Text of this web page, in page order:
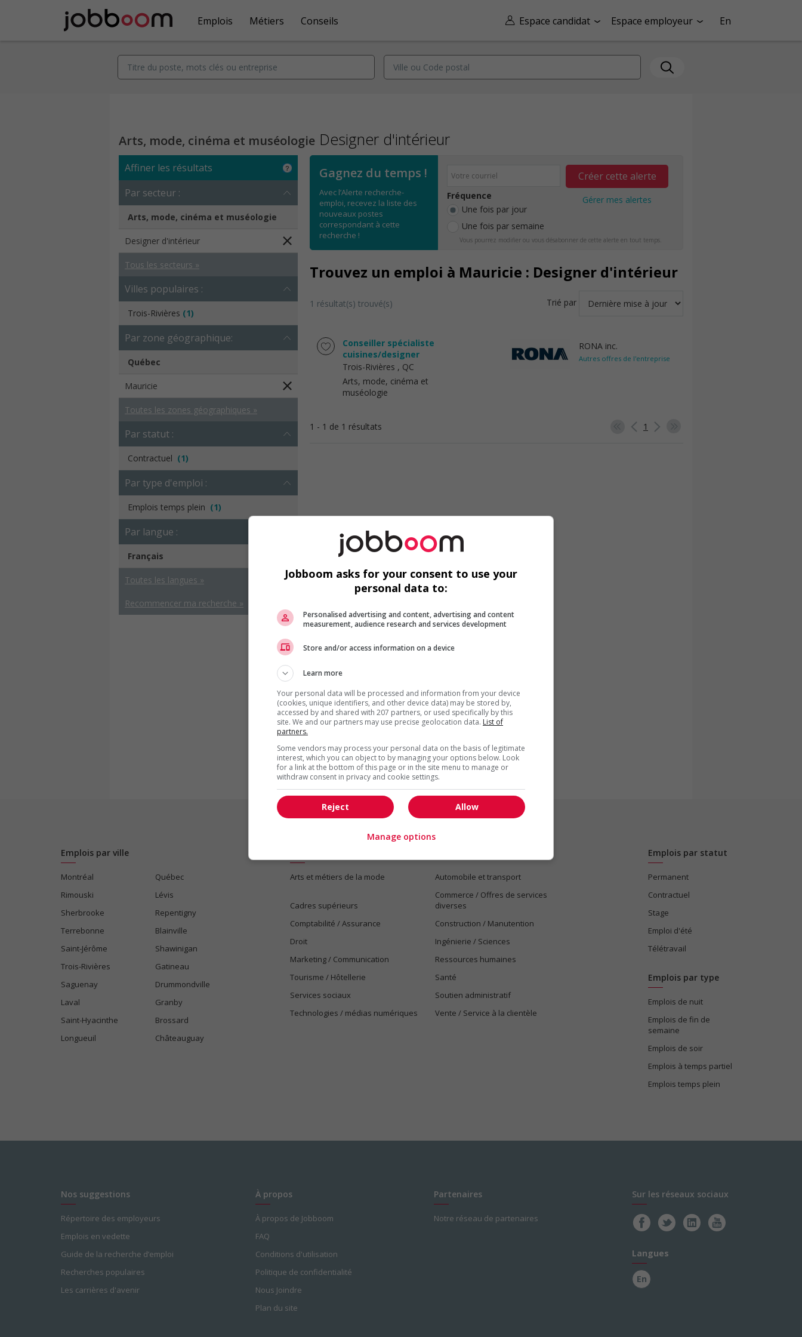
Espace candidat Espace employeur En
Emplois Métiers Conseils
Arts, mode, cinéma et muséologie Designer d'intérieur
Affiner les résultats
Par secteur :
Arts, mode, cinéma et muséologie
Designer d'intérieur
Tous les secteurs »
Villes populaires :
Trois-Rivières (1)
Par zone géographique:
Québec
Mauricie
Toutes les zones géographiques »
Par statut :
Contractuel (1)
Par type d'emploi :
Emplois temps plein (1)
Par langue :
Français
Toutes les langues »
Recommencer ma recherche »
Gagnez du temps !
Avec l’Alerte recherche-
emploi, recevez la liste des
nouveaux postes
correspondant à cette
recherche !
Fréquence
Une fois par jour
Une fois par semaine
Créer cette alerte
Gérer mes alertes
Vous pourrez modifier ou vous désabonner de cette alerte en tout temps.
Trouvez un emploi à Mauricie : Designer d'intérieur
1 résultat(s) trouvé(s) Trié par
Conseiller spécialiste
cuisines/designer
Trois-Rivières , QC
Arts, mode, cinéma et
muséologie
RONA inc.
Autres offres de l'entreprise
1 - 1 de 1 résultats 1
Emplois par ville
Montréal
Québec
Rimouski
Lévis
Sherbrooke
Repentigny
Terrebonne
Blainville
Saint-Jérôme
Shawinigan
Trois-Rivières
Gatineau
Saguenay
Drummondville
Laval
Granby
Saint-Hyacinthe
Brossard
Longueuil
Châteauguay
Arts et métiers de la mode Automobile et transport
Cadres supérieurs
Commerce / Offres de services
diverses
Comptabilité / Assurance
Construction / Manutention
Droit
Ingénierie / Sciences
Marketing / Communication
Ressources humaines
Tourisme / Hôtellerie
Santé
Services sociaux
Soutien administratif
Technologies / médias numériques
Vente / Service à la clientèle
Emplois par statut
Permanent
Contractuel
Stage
Emploi d'été
Télétravail
Emplois par type
Emplois de nuit
Emplois de fin de
semaine
Emplois de soir
Emplois à temps partiel
Emplois temps plein
Nos suggestions
Répertoire des employeurs
Emplois en vedette
Guide de la recherche d’emploi
Recherches populaires
Les carrières d'avenir
À propos
À propos de Jobboom
FAQ
Conditions d'utilisation
Politique de confidentialité
Nous Joindre
Plan du site
Partenaires
Notre réseau de partenaires
Sur les réseaux sociaux
Langues
En
Jobboom asks for your consent to use your
personal data to:
Personalised advertising and content, advertising and content
measurement, audience research and services development
Store and/or access information on a device
Learn more
Your personal data will be processed and information from your device
(cookies, unique identifiers, and other device data) may be stored by,
accessed by and shared with 207 partners, or used specifically by this
site. We and our partners may use precise geolocation data. List of
partners.
Some vendors may process your personal data on the basis of legitimate
interest, which you can object to by managing your options below. Look
for a link at the bottom of this page or in the site menu to manage or
withdraw consent in privacy and cookie settings.
Allow
Reject
Manage options